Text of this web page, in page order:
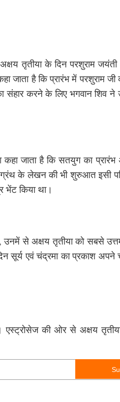
तृतीया के दिन परशुराम जयंती
है कि प्रारंभ में परशुराम जी
संहार करने के लिए भगवान शिव ने
कहा जाता है कि सतयुग का
ग्रंथ के लेखन की भी शुरुआत इसी
भेंट किया था।
उनमें से अक्षय तृतीया को सबसे
सूर्य एवं चंद्रमा का प्रकाश अपने
की ओर से अक्षय तृतीया